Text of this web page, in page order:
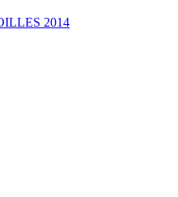
2014